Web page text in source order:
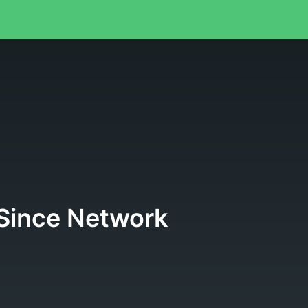
Network